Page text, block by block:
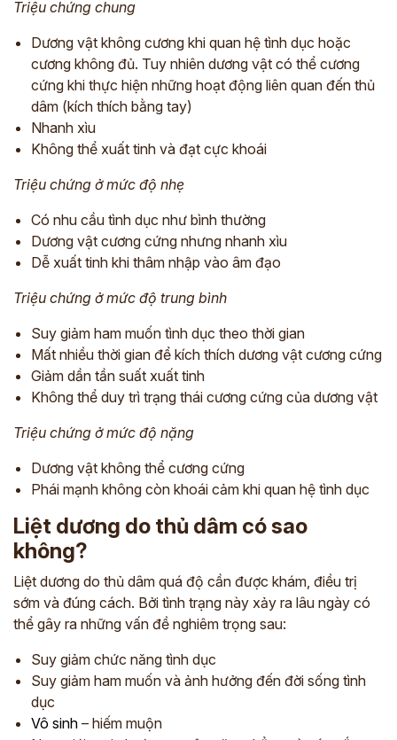
Triệu chứng chung
Dương vật không cương khi quan hệ tình dục hoặc
cương không đủ. Tuy nhiên dương vật có thể cương
cứng khi thực hiện những hoạt động liên quan đến thủ
dâm (kích thích bằng tay)
Nhanh xìu
Không thể xuất tinh và đạt cực khoái
Triệu chứng ở mức độ nhẹ
Có nhu cầu tình dục như bình thường
Dương vật cương cứng nhưng nhanh xìu
Dễ xuất tinh khi thâm nhập vào âm đạo
Triệu chứng ở mức độ trung bình
Suy giảm ham muốn tình dục theo thời gian
Mất nhiều thời gian để kích thích dương vật cương cứng
Giảm dần tần suất xuất tinh
Không thể duy trì trạng thái cương cứng của dương vật
Triệu chứng ở mức độ nặng
Dương vật không thể cương cứng
Phái mạnh không còn khoái cảm khi quan hệ tình dục
Liệt dương do thủ dâm có sao
không?
Liệt dương do thủ dâm quá độ cần được khám, điều trị
sớm và đúng cách. Bởi tình trạng này xảy ra lâu ngày có
thể gây ra những vấn đề nghiêm trọng sau:
Suy giảm chức năng tình dục
Suy giảm ham muốn và ảnh hưởng đến đời sống tình
dục
Vô sinh – hiếm muộn